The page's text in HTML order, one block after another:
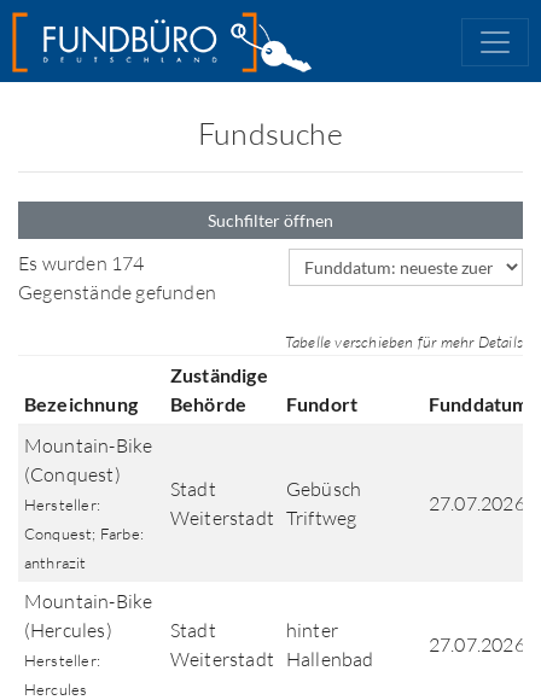
Fundsuche
Suchfilter öffnen
Es wurden 174
Gegenstände gefunden
Sortierfeld
Tabelle verschieben für mehr Details
Bezeichnung
Zuständige
Behörde
Fundort Funddatum
Mountain-Bike
(Conquest)
Hersteller:
Conquest; Farbe:
anthrazit
Stadt
Weiterstadt
Gebüsch
Triftweg
27.07.2026
Mountain-Bike
(Hercules)
Hersteller:
Hercules
Stadt
Weiterstadt
hinter
Hallenbad
27.07.2026